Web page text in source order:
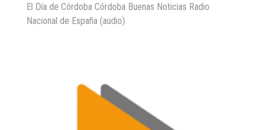
El Día de Córdoba Córdoba Buenas Noticias Radio
Nacional de España (audio)